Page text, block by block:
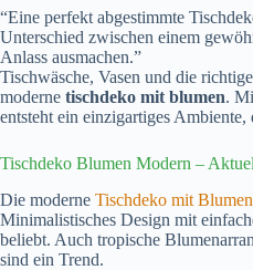
“Eine perfekt abgestimmte
Unterschied zwischen einem
Anlass ausmachen.”
Tischwäsche, Vasen und die
moderne tischdeko mit blumen.
entsteht ein einzigartiges Ambiente,
Tischdeko Blumen Modern –
Die moderne Tischdeko mit Blumen
Minimalistisches Design mit
beliebt. Auch tropische
sind ein Trend.